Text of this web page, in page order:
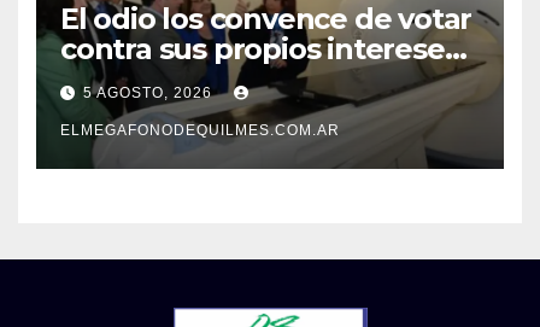
El odio los convence de votar
contra sus propios intereses.
Una Sociedad atrapada en la
grieta
5 AGOSTO, 2026
ELMEGAFONODEQUILMES.COM.AR